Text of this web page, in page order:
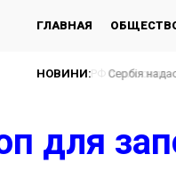
ГЛАВНАЯ
НОВИНИ: Сербія
для